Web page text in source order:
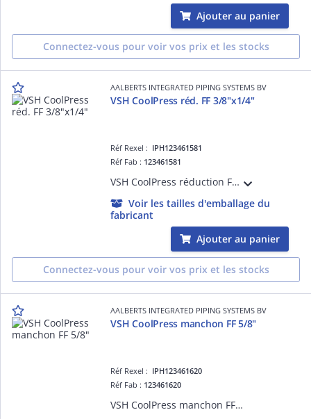
Ajouter au panier
Connectez-vous pour voir vos prix et les stocks
AALBERTS INTEGRATED PIPING SYSTEMS BV
VSH CoolPress réd. FF 3/8"x1/4"
Réf Rexel : IPH123461581
Réf Fab : 123461581
VSH CoolPress réduction FF 3/8"x1/4"
Voir les tailles d'emballage du
fabricant
Ajouter au panier
Connectez-vous pour voir vos prix et les stocks
AALBERTS INTEGRATED PIPING SYSTEMS BV
VSH CoolPress manchon FF 5/8"
Réf Rexel : IPH123461620
Réf Fab : 123461620
VSH CoolPress manchon FF 5/8"